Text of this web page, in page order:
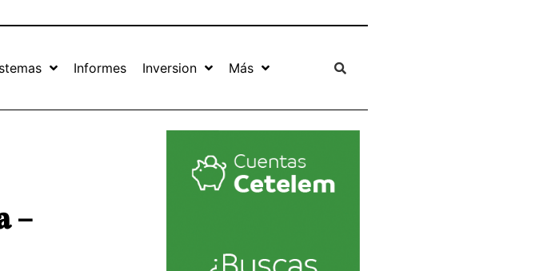
Informes Inversion Más
–